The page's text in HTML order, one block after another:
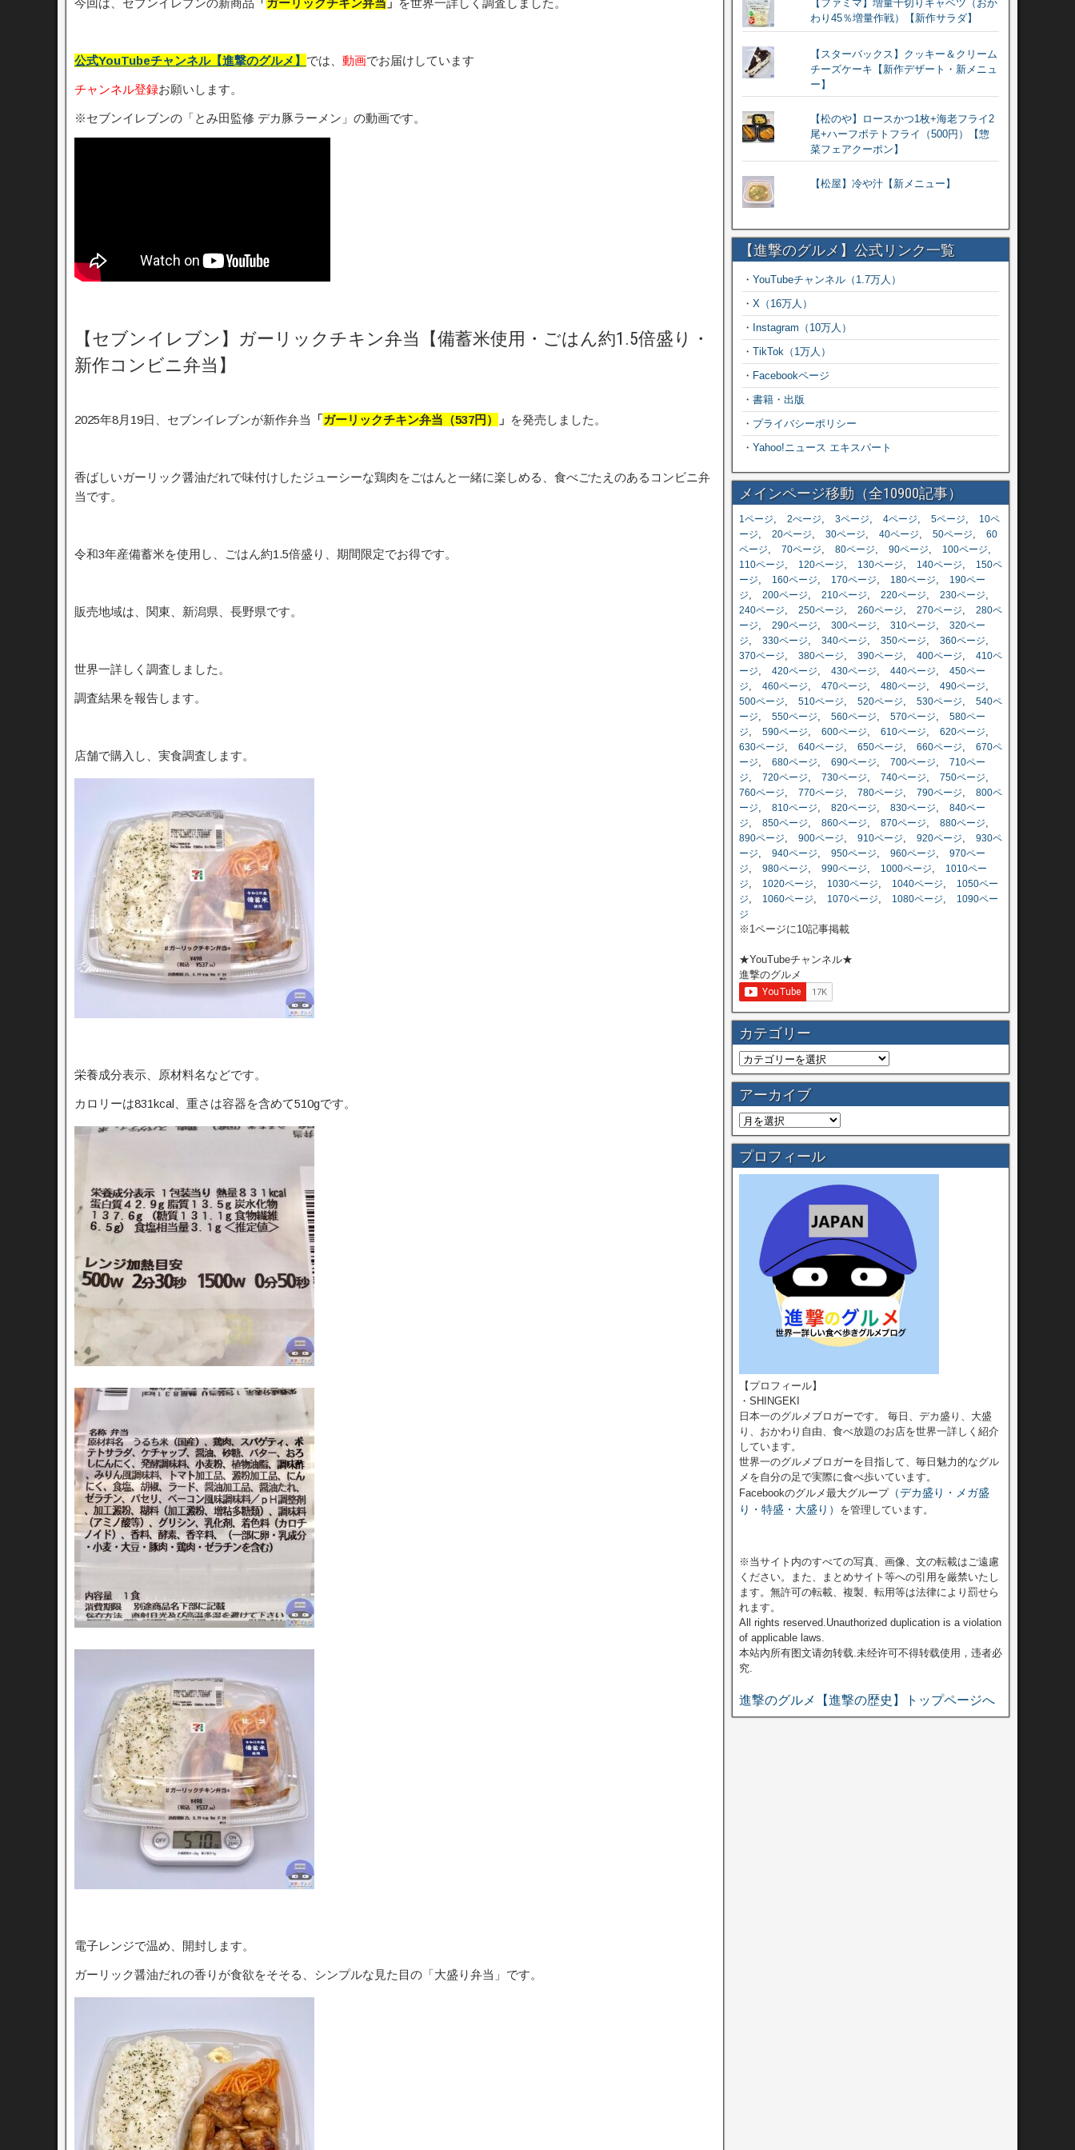
今回は、セブンイレブンの新商品 「ガーリックチキン弁当 」 を世界一詳しく調査しました。
公式YouTubeチャンネル【進撃のグルメ】 では、 動画でお届けしています
チャンネル登録お願いします。
※セブンイレブンの「とみ田監修 デカ豚ラーメン」の動画です。
【セブンイレブン】ガーリックチキン弁当【備蓄米使用・ごはん約1.5倍盛り・
新作コンビニ弁当】
2025年8月19日、セブンイレブンが新作弁当 「ガーリックチキン弁当 （537円） 」 を発売しました。
香ばしいガーリック醤油だれで味付けしたジューシーな鶏肉をごはんと一緒に楽しめる、食べごたえのあるコンビニ弁
当です。
令和3年産備蓄米を使用し、ごはん約1.5倍盛り、期間限定でお得です。
販売地域は、関東、新潟県、長野県です。
世界一詳しく調査しました。
調査結果を報告します。
店舗で購入し、実食調査します。
栄養成分表示、原材料名などです。
カロリーは831kcal、重さは容器を含めて510gです。
電子レンジで温め、開封します。
ガーリック醤油だれの香りが食欲をそそる、シンプルな見た目の「大盛り弁当」です。
【ファミマ】増量千切りキャベツ（おか
わり45％増量作戦）【新作サラダ】
【スターバックス】クッキー＆クリーム
チーズケーキ【新作デザート・新メニュ
ー】
【松のや】ロースかつ1枚+海老フライ2
尾+ハーフポテトフライ（500円）【惣
菜フェアクーポン】
【松屋】冷や汁【新メニュー】
【進撃のグルメ】公式リンク一覧
・ YouTubeチャンネル（1.7万人）
・ X（16万人）
・ Instagram（10万人）
・ TikTok（1万人）
・ Facebookページ
・ 書籍・出版
・ プライバシーポリシー
・ Yahoo!ニュース エキスパート
メインページ移動（全10900記事）
1ページ, 2ぺージ, 3ページ, 4ページ, 5ページ,
10ペ
ージ, 20ページ, 30ページ, 40ページ, 50ページ, 60
ページ, 70ページ, 80ページ, 90ページ, 100ページ,
110ページ, 120ページ, 130ページ, 140ページ,
150ペ
ージ, 160ページ, 170ページ, 180ページ,
190ペー
ジ, 200ページ, 210ページ, 220ページ, 230ページ,
240ページ, 250ページ, 260ページ, 270ページ, 280ペ
ージ, 290ページ, 300ページ, 310ページ, 320ペー
ジ, 330ページ, 340ページ, 350ページ, 360ページ,
370ページ, 380ページ, 390ページ, 400ページ, 410ペ
ージ, 420ページ, 430ページ, 440ページ, 450ペー
ジ, 460ページ, 470ページ, 480ページ, 490ページ,
500ページ, 510ページ, 520ページ, 530ページ, 540ペ
ージ, 550ページ, 560ページ, 570ページ, 580ペー
ジ, 590ページ, 600ページ, 610ページ, 620ページ,
630ページ, 640ページ, 650ページ, 660ページ, 670ペ
ージ, 680ページ, 690ページ, 700ページ, 710ペー
ジ, 720ページ, 730ページ, 740ページ, 750ページ,
760ページ, 770ページ, 780ページ, 790ページ, 800ペ
ージ, 810ページ, 820ページ, 830ページ, 840ペー
ジ, 850ページ, 860ページ, 870ページ, 880ページ,
890ページ, 900ページ, 910ページ, 920ページ, 930ペ
ージ, 940ページ, 950ページ, 960ページ, 970ペー
ジ, 980ページ, 990ページ, 1000ページ,
1010ペー
ジ, 1020ページ, 1030ページ, 1040ページ,
1050ペー
ジ, 1060ページ, 1070ページ, 1080ページ,
1090ペー
ジ
※1ページに10記事掲載
★YouTubeチャンネル★
進撃のグルメ
カテゴリー
アーカイブ
プロフィール
【プロフィール】
・SHINGEKI
日本一のグルメブロガーです。 毎日、デカ盛り、大盛
り、おかわり自由、食べ放題のお店を世界一詳しく紹介
しています。
世界一のグルメブロガーを目指して、毎日魅力的なグル
メを自分の足で実際に食べ歩いています。
Facebookのグルメ最大グループ（デカ盛り・メガ盛
り・特盛・大盛り） を管理しています。
※当サイト内のすべての写真、画像、文の転載はご遠慮
ください。また、まとめサイト等への引用を厳禁いたし
ます。無許可の転載、複製、転用等は法律により罰せら
れます。
All rights reserved.Unauthorized duplication is a violation
of applicable laws.
本站內所有图文请勿转载.未经许可不得转载使用，违者必
究.
進撃のグルメ【進撃の歴史】トップページへ